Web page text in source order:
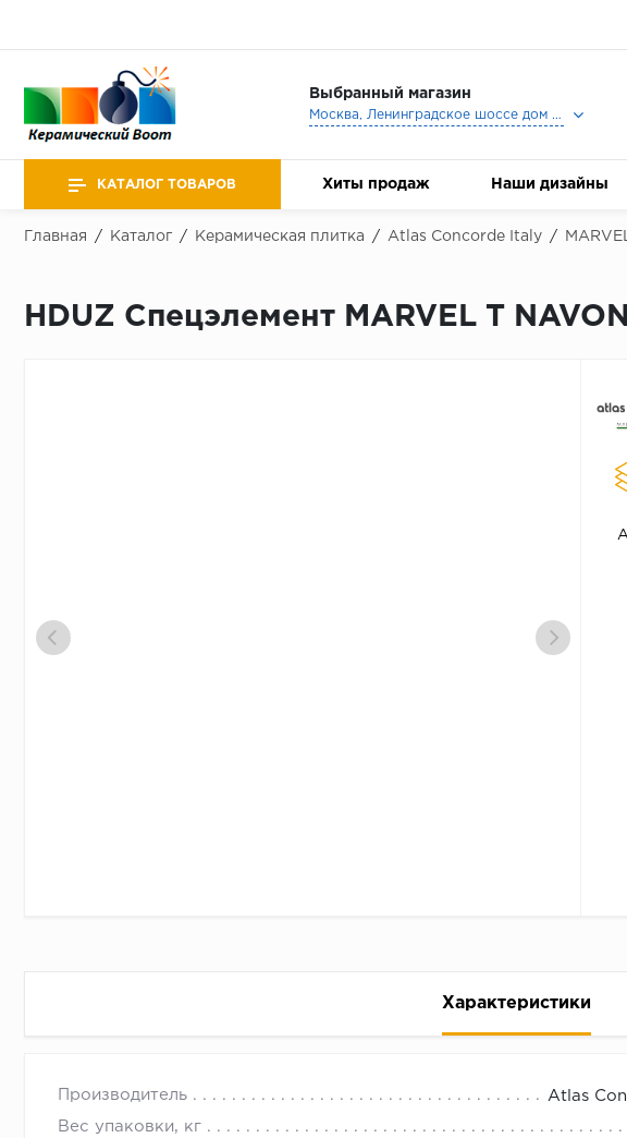
Выбранный магазин
Москва, Ленинградское шоссе дом 25, Торговый Центр Family Room, 2-ой этаж, Магазин Керамический Бум.
КАТАЛОГ ТОВАРОВ Хиты продаж Наши дизайны
Главная / Каталог / Керамическая плитка / Atlas Concorde Italy /
HDUZ Спецэлемент MARVEL T
Характеристики
Производитель Atlas
Вес упаковки, кг